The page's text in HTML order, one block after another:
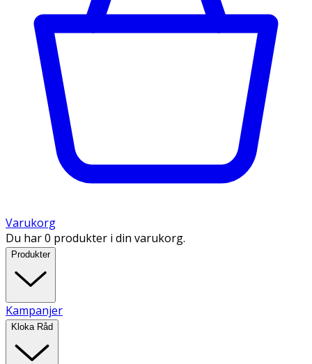
Varukorg
Du har 0 produkter i din varukorg.
Produkter
Kampanjer
Kloka Råd